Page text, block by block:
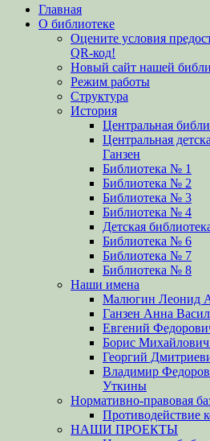
Перейти
содержимому
Главная
О библиотеке
Оцените условия
QR-код!
Новый сайт нашей
Режим работы
Структура
История
Центральная
Центральная
Ганзен
Библиотека № 1
Библиотека № 2
Библиотека № 3
Библиотека № 4
Детская
Библиотека № 6
Библиотека № 7
Библиотека № 8
Наши имена
Малюгин Леонид
Ганзен Анна
Евгений
Борис
Георгий
Владимир
Уткины
Нормативно-правовая
Противодействие
НАШИ ПРОЕКТЫ